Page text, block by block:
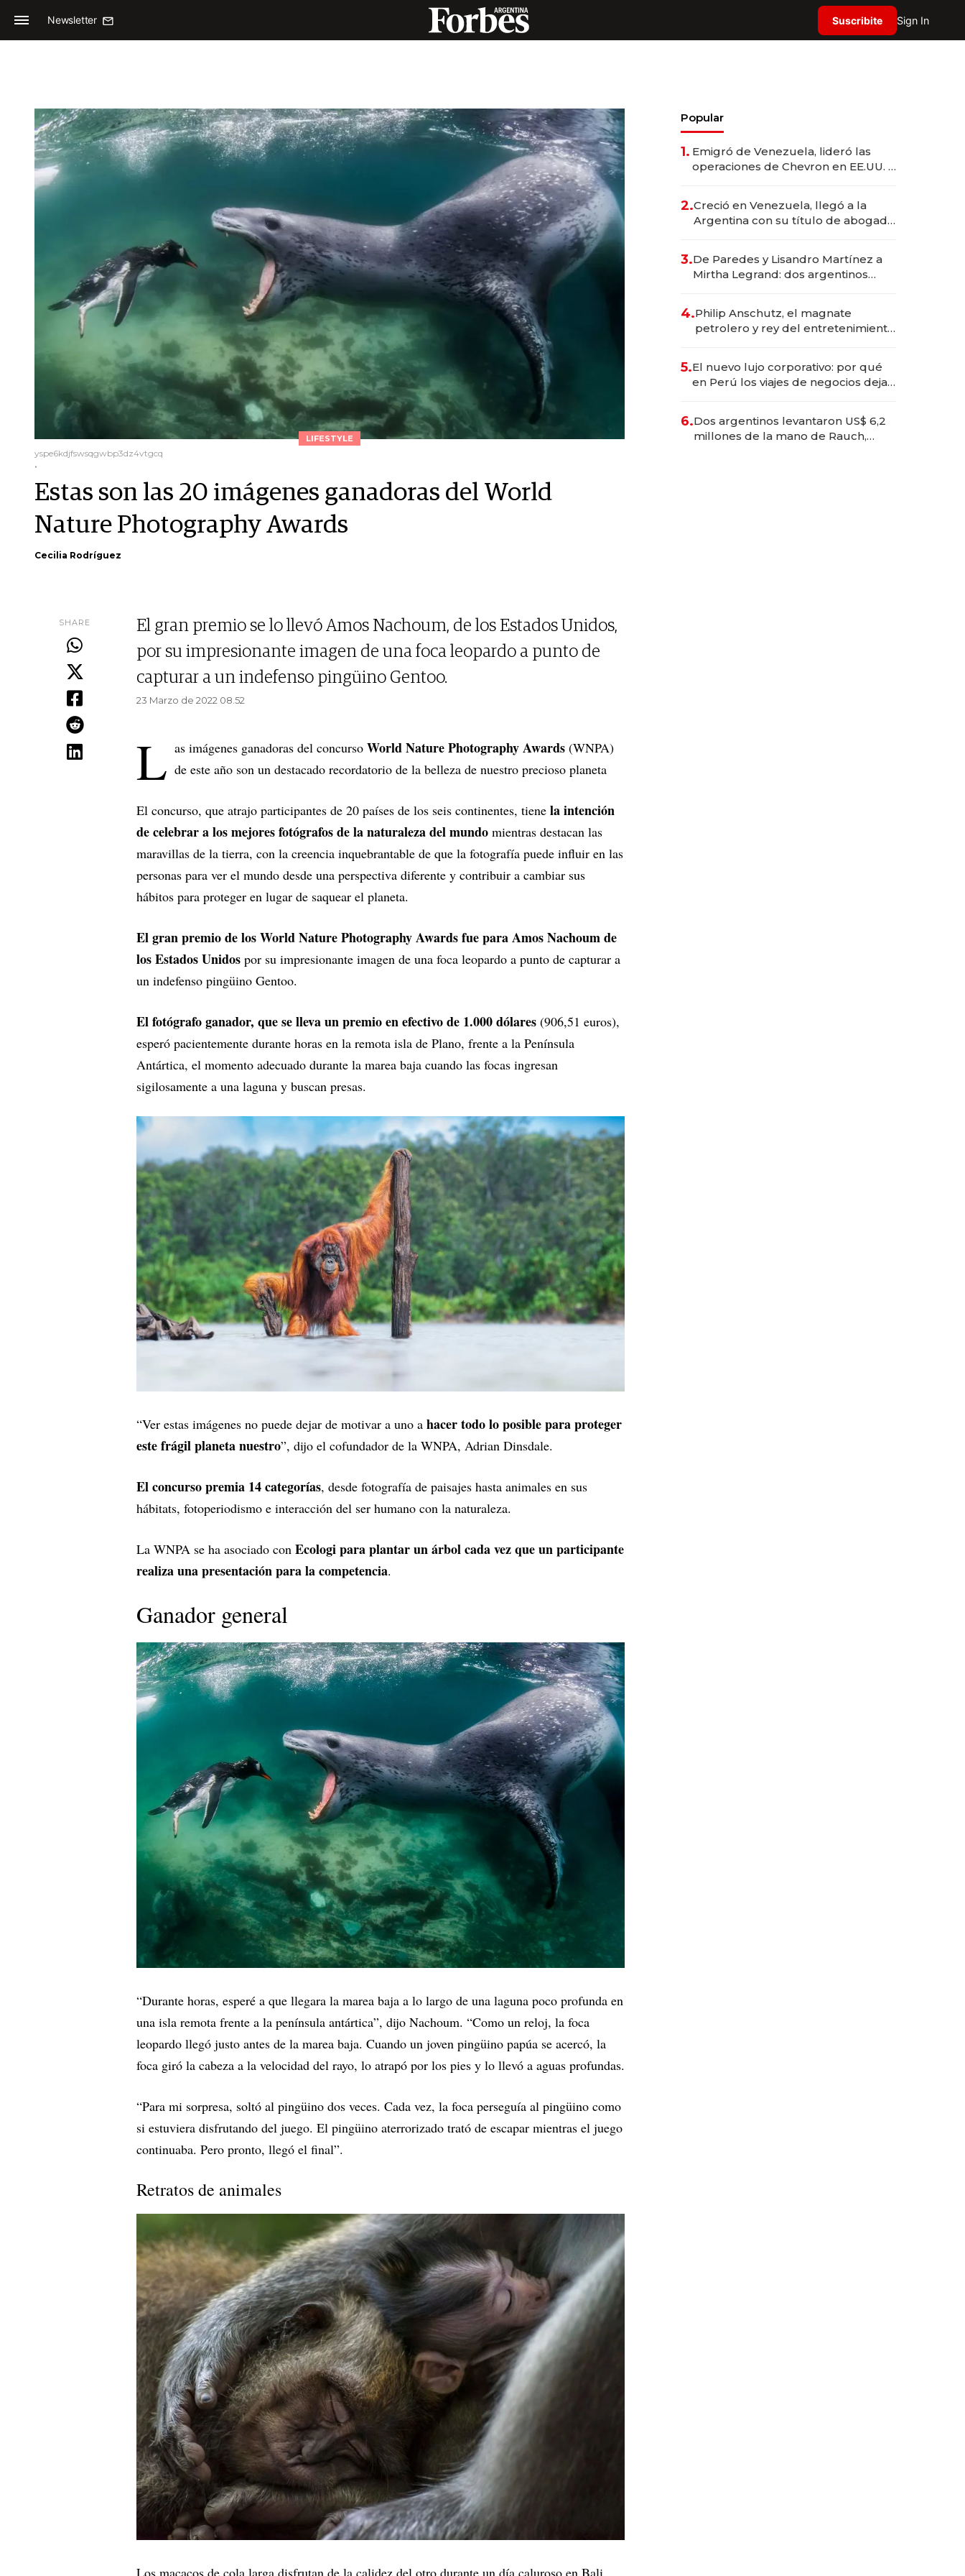
Newsletter Suscribite Sign In
LIFESTYLE
yspe6kdjfswsqgwbp3dz4vtgcq
.
Estas son las 20 imágenes ganadoras del World
Nature Photography Awards
Cecilia Rodríguez
SHARE
El gran premio se lo llevó Amos Nachoum, de los Estados Unidos,
por su impresionante imagen de una foca leopardo a punto de
capturar a un indefenso pingüino Gentoo.
23 Marzo de 2022 08.52
L as imágenes ganadoras del concurso World Nature Photography Awards (WNPA)
de este año son un destacado recordatorio de la belleza de nuestro precioso planeta
El concurso, que atrajo participantes de 20 países de los seis continentes, tiene la intención
de celebrar a los mejores fotógrafos de la naturaleza del mundo mientras destacan las
maravillas de la tierra, con la creencia inquebrantable de que la fotografía puede influir en las
personas para ver el mundo desde una perspectiva diferente y contribuir a cambiar sus
hábitos para proteger en lugar de saquear el planeta.
El gran premio de los World Nature Photography Awards fue para Amos Nachoum de
los Estados Unidos por su impresionante imagen de una foca leopardo a punto de capturar a
un indefenso pingüino Gentoo.
El fotógrafo ganador, que se lleva un premio en efectivo de 1.000 dólares (906,51 euros),
esperó pacientemente durante horas en la remota isla de Plano, frente a la Península
Antártica, el momento adecuado durante la marea baja cuando las focas ingresan
sigilosamente a una laguna y buscan presas.
“Ver estas imágenes no puede dejar de motivar a uno a hacer todo lo posible para proteger
este frágil planeta nuestro”, dijo el cofundador de la WNPA, Adrian Dinsdale.
El concurso premia 14 categorías, desde fotografía de paisajes hasta animales en sus
hábitats, fotoperiodismo e interacción del ser humano con la naturaleza.
La WNPA se ha asociado con Ecologi para plantar un árbol cada vez que un participante
realiza una presentación para la competencia.
Ganador general
“Durante horas, esperé a que llegara la marea baja a lo largo de una laguna poco profunda en
una isla remota frente a la península antártica”, dijo Nachoum. “Como un reloj, la foca
leopardo llegó justo antes de la marea baja. Cuando un joven pingüino papúa se acercó, la
foca giró la cabeza a la velocidad del rayo, lo atrapó por los pies y lo llevó a aguas profundas.
“Para mi sorpresa, soltó al pingüino dos veces. Cada vez, la foca perseguía al pingüino como
si estuviera disfrutando del juego. El pingüino aterrorizado trató de escapar mientras el juego
continuaba. Pero pronto, llegó el final”.
Retratos de animales
Los macacos de cola larga disfrutan de la calidez del otro durante un día caluroso en Bali,
Popular
1. Emigró de Venezuela, lideró las
operaciones de Chevron en EE.UU. y
2.Creció en Venezuela, llegó a la
Argentina con su título de abogado
marcas "fast premium"
3.De Paredes y Lisandro Martínez a
Mirtha Legrand: dos argentinos
4.Philip Anschutz, el magnate
petrolero y rey del entretenimiento
5.El nuevo lujo corporativo: por qué
en Perú los viajes de negocios dejan
en experiencias transformadoras
6.Dos argentinos levantaron US$ 6,2
millones de la mano de Rauch,